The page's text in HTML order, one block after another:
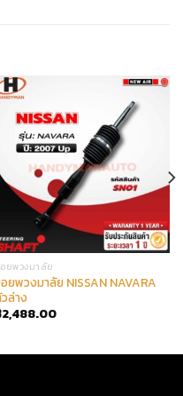
ยพวงมาลัย
ยพวงมาลัย NISSAN NAVARA
ล่าง
2,488.00